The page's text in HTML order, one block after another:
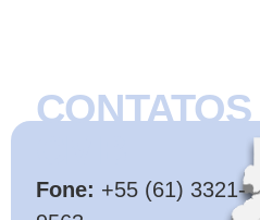
CONTATOS
Fone: +55 (61) 3321-